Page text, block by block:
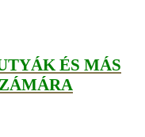
ÉS MÁS